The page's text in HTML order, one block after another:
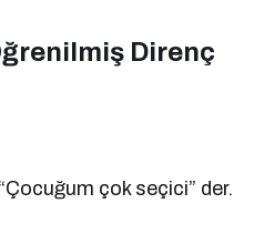
Direnç
çok seçici” der.